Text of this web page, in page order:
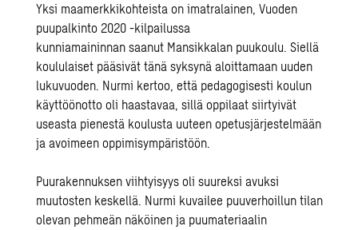
Yksi maamerkkikohteista on imatralainen,Vuoden
puupalkinto 2020 -kilpailussa
kunniamaininnan saanut Mansikkalan puukoulu. Siellä
koululaiset pääsivät tänä syksynä aloittamaan uuden
lukuvuoden. Nurmi kertoo, että pedagogisesti koulun
käyttöönotto oli haastavaa, sillä oppilaat siirtyivät
useasta pienestä koulusta uuteen opetusjärjestelmään
ja avoimeen oppimisympäristöön.
Puurakennuksen viihtyisyys oli suureksi avuksi
muutosten keskellä. Nurmi kuvailee puuverhoillun tilan
olevan pehmeän näköinen ja puumateriaalin